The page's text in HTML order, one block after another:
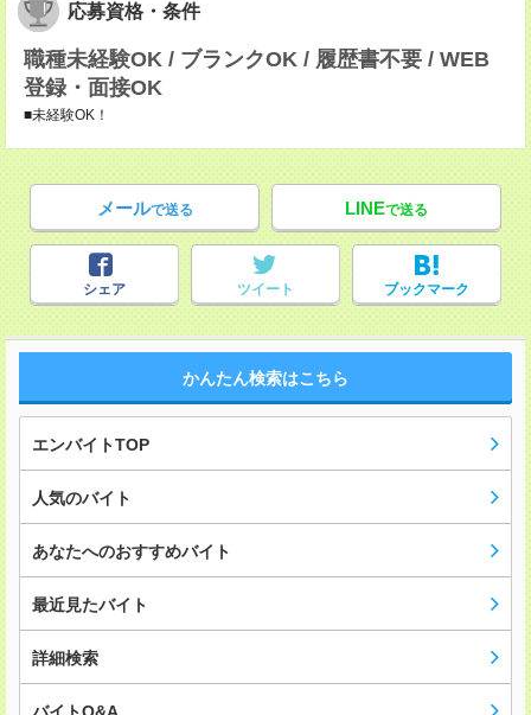
応募資格・条件
職種未経験OK / ブランクOK / 履歴書不要 / WEB
登録・面接OK
■未経験OK！
メールで送る LINEで送る
シェア ツイート ブックマーク
かんたん検索はこちら
エンバイトTOP
人気のバイト
あなたへのおすすめバイト
最近見たバイト
詳細検索